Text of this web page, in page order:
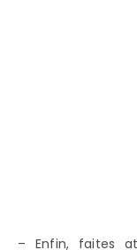
– Enfin, faites